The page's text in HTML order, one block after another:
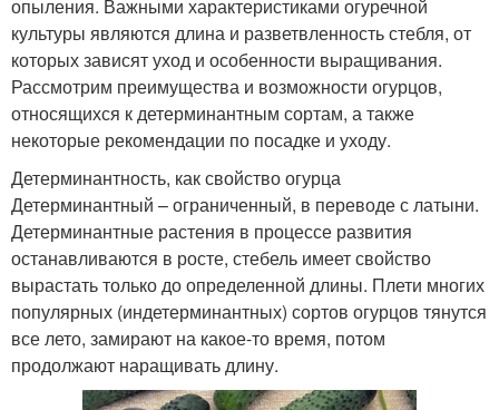
опыления. Важными характеристиками огуречной
культуры являются длина и разветвленность стебля, от
которых зависят уход и особенности выращивания.
Рассмотрим преимущества и возможности огурцов,
относящихся к детерминантным сортам, а также
некоторые рекомендации по посадке и уходу.
Детерминантность, как свойство огурца
Детерминантный – ограниченный, в переводе с латыни.
Детерминантные растения в процессе развития
останавливаются в росте, стебель имеет свойство
вырастать только до определенной длины. Плети многих
популярных (индетерминантных) сортов огурцов тянутся
все лето, замирают на какое-то время, потом
продолжают наращивать длину.